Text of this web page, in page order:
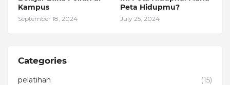
Kampus
September 18, 2024
Peta Hidupmu?
July 25, 2024
Categories
pelatihan
(15)